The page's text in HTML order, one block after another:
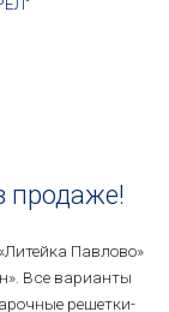
продаже!
Павлово»
Все варианты
решетки-